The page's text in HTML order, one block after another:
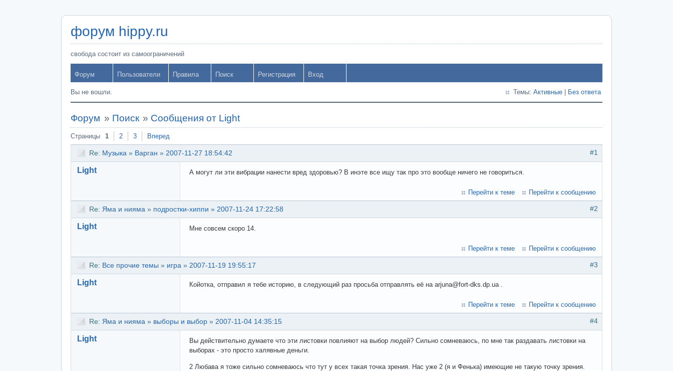
форум hippy.ru
свобода состоит из самоограничений
Форум Пользователи Правила Поиск Регистрация Вход
Вы не вошли. Темы: Активные Без ответа
Форум » Поиск » Сообщения от Light
Страницы 1 2 3 Вперед
#1
Re: Музыка » Варган » 2007-11-27 18:54:42
Light А могут ли эти вибрации нанести вред здоровью? В инэте все ищу так про это вообще ничего не говориться.
Перейти к теме Перейти к сообщению
#2
Re: Яма и нияма » подростки-хиппи » 2007-11-24 17:22:58
Light Мне совсем скоро 14.
Перейти к теме Перейти к сообщению
#3
Re: Все прочие темы » игра » 2007-11-19 19:55:17
Light Койотка, отправил я тебе историю, в следующий раз просьба отправлять её на arjuna@fort-dks.dp.ua .
Перейти к теме Перейти к сообщению
#4
Re: Яма и нияма » выборы и выбор » 2007-11-04 14:35:15
Light
Вы действительно думаете что эти листовки повлияют на выбор людей? Сильно сомневаюсь, по мне так раздавать листовки на
выборах - это просто халявные деньги.
2 Любава я тоже сильно сомневаюсь что тут у всех такая точка зрения. Нас уже 2 (я и Фенька) имеющие не такую точку зрения.